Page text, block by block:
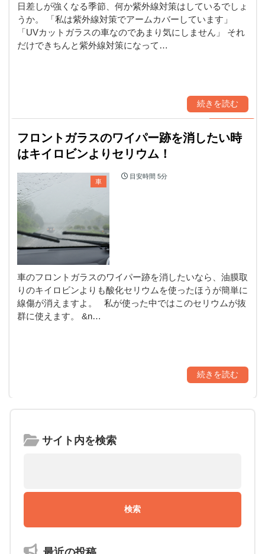
日差しが強くなる季節、何か紫外線対策はしているでしょ
うか。 「私は紫外線対策でアームカバーしています」
「UVカットガラスの車なのであまり気にしません」 それ
だけできちんと紫外線対策になって…
続きを読む
フロントガラスのワイパー跡を消したい時
はキイロビンよりセリウム！
車
目安時間 5分
車のフロントガラスのワイパー跡を消したいなら、油膜取
りのキイロビンよりも酸化セリウムを使ったほうが簡単に
線傷が消えますよ。 私が使った中ではこのセリウムが抜
群に使えます。 &n…
続きを読む
サイト内を検索